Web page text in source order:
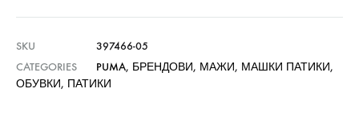
SKU
397466-05
CATEGORIES
PUMA, БРЕНДОВИ, МАЖИ, МАШКИ ПАТИКИ,
ОБУВКИ, ПАТИКИ